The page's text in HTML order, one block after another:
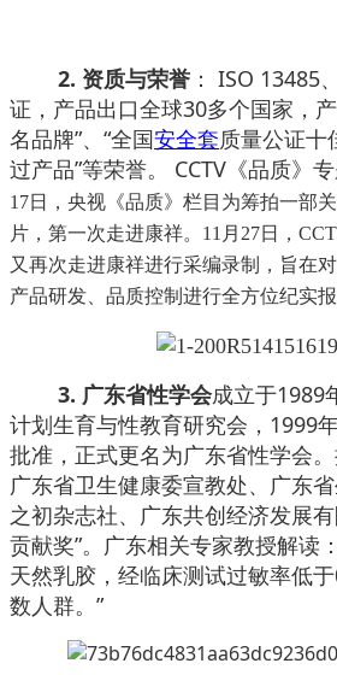
2. 资质与荣誉 ： ISO 13485
证，产品出口全球30多个国家，
名品牌”、“全国安全套质量公证十
过产品”等荣誉。 CCTV《品质》专
17日，央视《品质》栏目为筹拍一部
片，第一次走进康祥。11月27日，
又再次走进康祥进行采编录制，旨在
产品研发、品质控制进行全方位纪实报
3. 广东省性学会成立于1989
计划生育与性教育研究会，1999
批准，正式更名为广东省性学会
广东省卫生健康委宣教处、广东
之初杂志社、广东共创经济发展
贡献奖”。广东相关专家教授解读
天然乳胶，经临床测试过敏率低
数人群。”